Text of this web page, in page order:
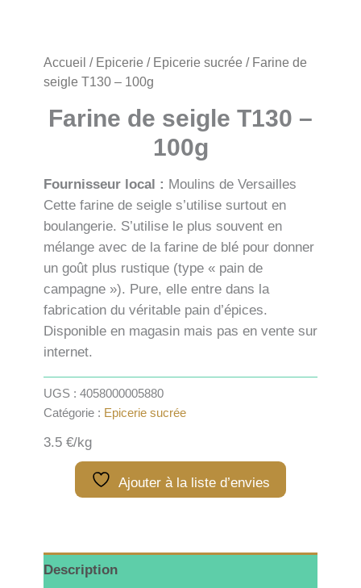
Accueil / Epicerie / Epicerie sucrée / Farine de
seigle T130 – 100g
Farine de seigle T130 –
100g
Fournisseur local : Moulins de Versailles
Cette farine de seigle s’utilise surtout en
boulangerie. S’utilise le plus souvent en
mélange avec de la farine de blé pour donner
un goût plus rustique (type « pain de
campagne »). Pure, elle entre dans la
fabrication du véritable pain d’épices.
Disponible en magasin mais pas en vente sur
internet.
UGS : 4058000005880
Catégorie : Epicerie sucrée
3.5 €/kg
Ajouter à la liste d’envies
Description